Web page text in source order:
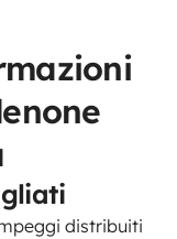
distribuiti